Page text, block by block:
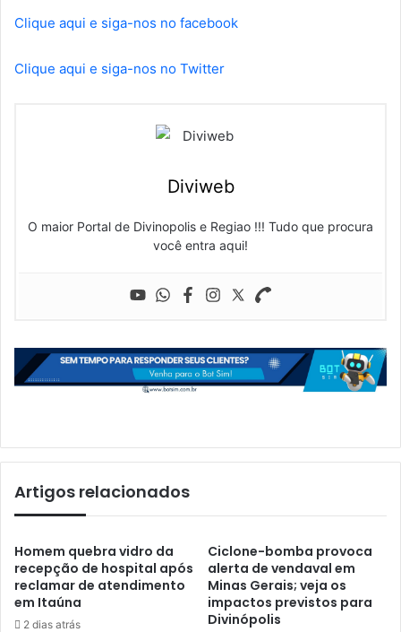
Clique aqui e siga-nos no facebook
Clique aqui e siga-nos no Twitter
Diviweb
O maior Portal de Divinopolis e Regiao !!! Tudo que procura
você entra aqui!
Artigos relacionados
Homem quebra vidro da
recepção de hospital após
reclamar de atendimento
em Itaúna
2 dias atrás
Ciclone-bomba provoca
alerta de vendaval em
Minas Gerais; veja os
impactos previstos para
Divinópolis